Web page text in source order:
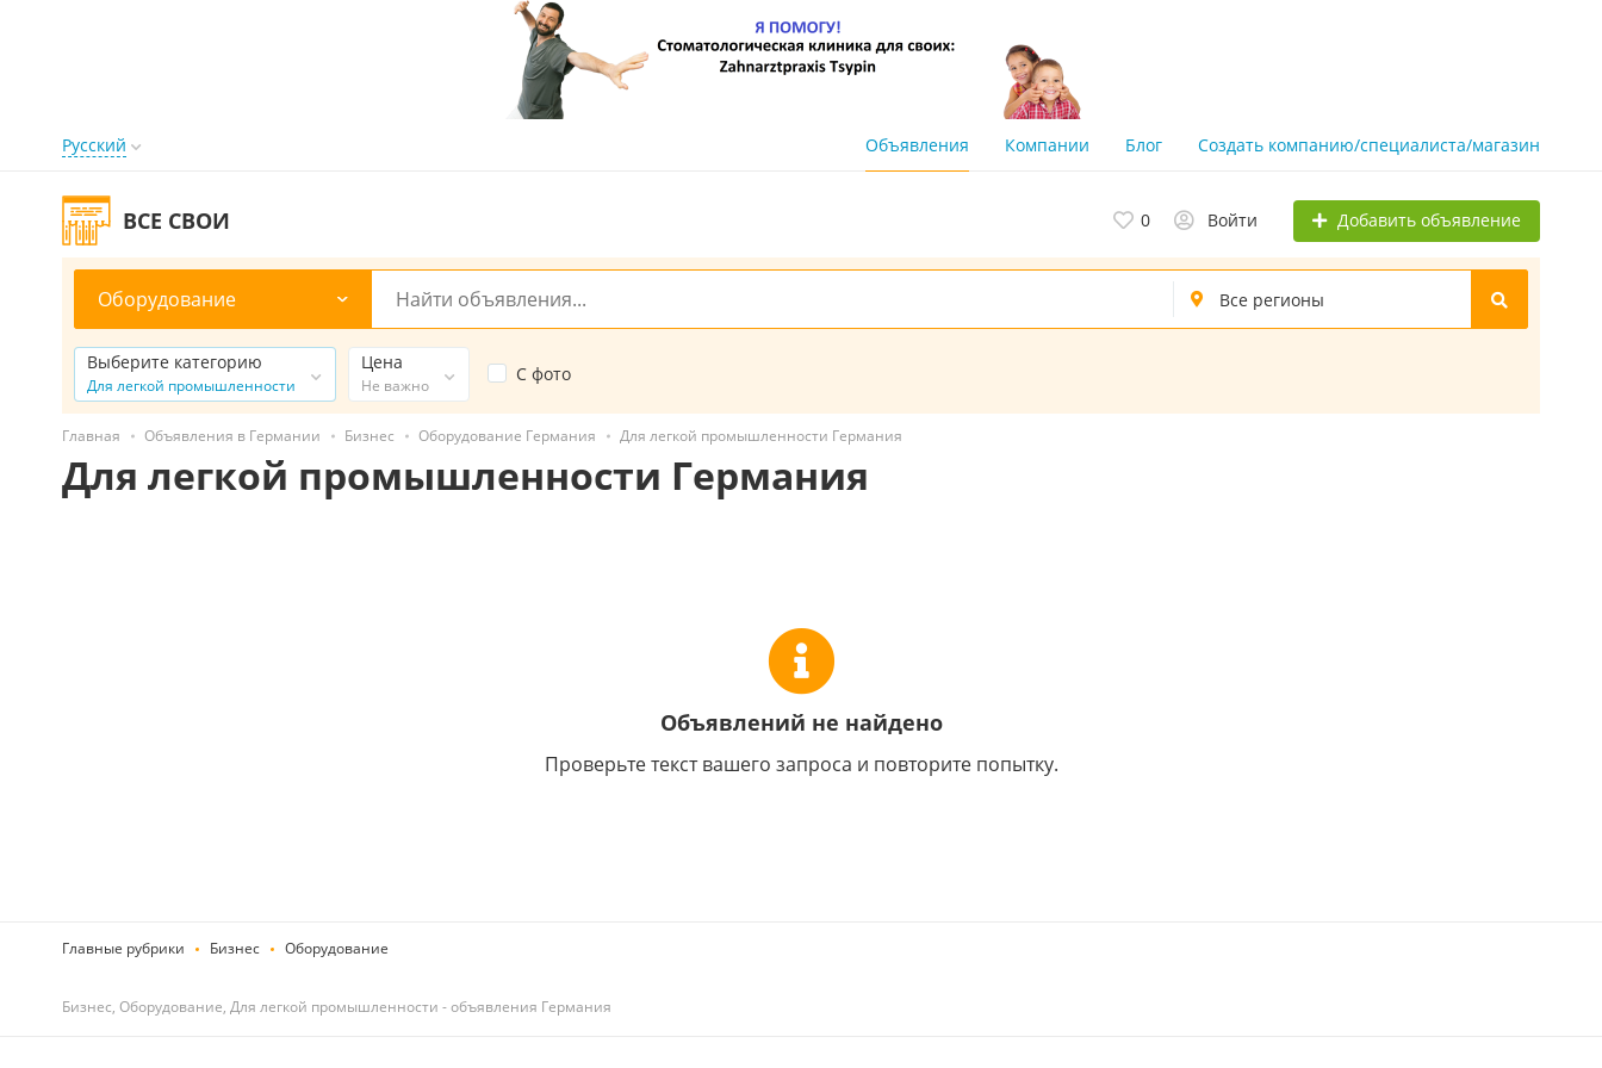
Русский Объявления Компании Блог Создать компанию/специалиста/магазин
ВСЕ СВОИ 0 Войти Добавить объявление
Оборудование
Выберите категорию
Для легкой промышленности
Цена
Не важно
С фото
Главная Объявления в Германии Бизнес Оборудование Германия Для легкой промышленности Германия
Для легкой промышленности Германия
Объявлений не найдено
Проверьте текст вашего запроса и повторите попытку.
Главные рубрики Бизнес Оборудование
Бизнес, Оборудование, Для легкой промышленности - объявления Германия